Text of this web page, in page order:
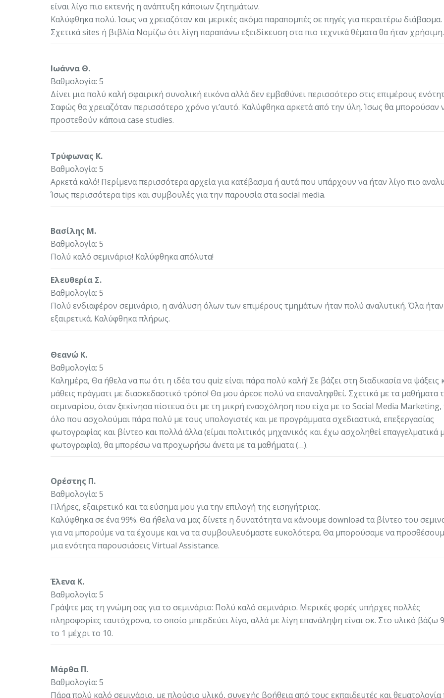
είναι λίγο πιο εκτενής η ανάπτυξη κάποιων ζητημάτων.
Καλύφθηκα πολύ. Ίσως να χρειαζόταν και μερικές ακόμα παραπομπές σε πηγές για περαιτέρω διάβασμα.
Σχετικά sites ή βιβλία Νομίζω ότι λίγη παραπάνω εξειδίκευση στα πιο τεχνικά θέματα θα ήταν χρήσιμη.
Ιωάννα Θ.
Βαθμολογία: 5
Δίνει μια πολύ καλή σφαιρική συνολική εικόνα αλλά δεν εμβαθύνει περισσότερο στις επιμέρους
Σαφώς θα χρειαζόταν περισσότερο χρόνο γι’αυτό. Καλύφθηκα αρκετά από την ύλη. Ίσως θα μπορούσαν
προστεθούν κάποια case studies.
Τρύφωνας Κ.
Βαθμολογία: 5
Αρκετά καλό! Περίμενα περισσότερα αρχεία για κατέβασμα ή αυτά που υπάρχουν να ήταν λίγο πιο
Ίσως περισσότερα tips και συμβουλές για την παρουσία στα social media.
Βασίλης Μ.
Βαθμολογία: 5
Πολύ καλό σεμινάριο! Καλύφθηκα απόλυτα!
Ελευθερία Σ.
Βαθμολογία: 5
Πολύ ενδιαφέρον σεμινάριο, η ανάλυση όλων των επιμέρους τμημάτων ήταν πολύ αναλυτική. Όλα ήταν
εξαιρετικά. Καλύφθηκα πλήρως.
Θεανώ Κ.
Βαθμολογία: 5
Καλημέρα, Θα ήθελα να πω ότι η ιδέα του quiz είναι πάρα πολύ καλή! Σε βάζει στη διαδικασία να ψάξεις
μάθεις πράγματι με διασκεδαστικό τρόπο! Θα μου άρεσε πολύ να επαναληφθεί. Σχετικά με τα μαθήματα
σεμιναρίου, όταν ξεκίνησα πίστευα ότι με τη μικρή ενασχόληση που είχα με το Social Media
όλο που ασχολούμαι πάρα πολύ με τους υπολογιστές και με προγράμματα σχεδιαστικά, επεξεργασίας
φωτογραφίας και βίντεο και πολλά άλλα (είμαι πολιτικός μηχανικός και έχω ασχοληθεί επαγγελματικά
φωτογραφία), θα μπορέσω να προχωρήσω άνετα με τα μαθήματα (…).
Ορέστης Π.
Βαθμολογία: 5
Πλήρες, εξαιρετικό και τα εύσημα μου για την επιλογή της εισηγήτριας.
Καλύφθηκα σε ένα 99%. Θα ήθελα να μας δίνετε η δυνατότητα να κάνουμε download τα βίντεο του
για να μπορούμε να τα έχουμε και να τα συμβουλευόμαστε ευκολότερα. Θα μπορούσαμε να
μια ενότητα παρουσιάσεις Virtual Assistance.
Έλενα Κ.
Βαθμολογία: 5
Γράψτε μας τη γνώμη σας για το σεμινάριο: Πολύ καλό σεμινάριο. Μερικές φορές υπήρχες πολλές
πληροφορίες ταυτόχρονα, το οποίο μπερδεύει λίγο, αλλά με λίγη επανάληψη είναι οκ. Στο υλικό βάζω
το 1 μέχρι το 10.
Μάρθα Π.
Βαθμολογία: 5
Πάρα πολύ καλό σεμινάριο, με πλούσιο υλικό, συνεχής βοήθεια από τους εκπαιδευτές και θεματολογία